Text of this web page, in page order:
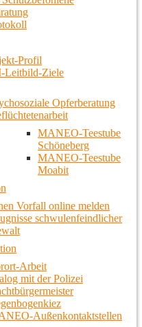
Profil
Ziele
Opferberatung
MANEO-Teestube
Schöneberg
MANEO-Teestube
Moabit
Vorfall online melden
schwulenfeindlicher
Arbeit
mit der Polizei
Außenkontaktstellen